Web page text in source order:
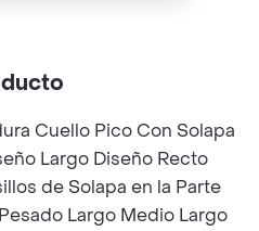
Cuello Pico Con Solapa
Largo Diseño Recto
de Solapa en la Parte
Largo Medio Largo